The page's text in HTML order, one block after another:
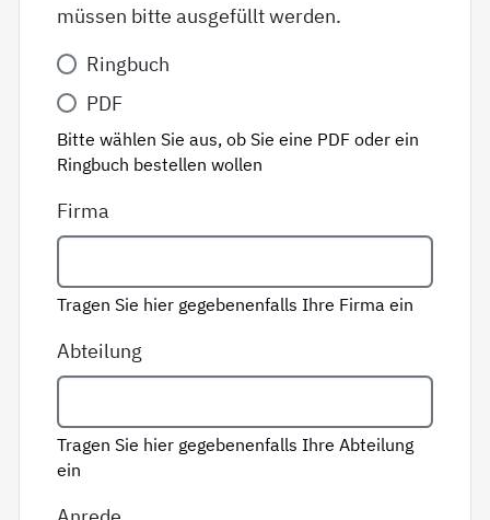
müssen bitte ausgefüllt werden.
Variante*
Ringbuch
PDF
Bitte wählen Sie aus, ob Sie eine PDF oder ein
Ringbuch bestellen wollen
Firma
Tragen Sie hier gegebenenfalls Ihre Firma ein
Abteilung
Tragen Sie hier gegebenenfalls Ihre Abteilung
ein